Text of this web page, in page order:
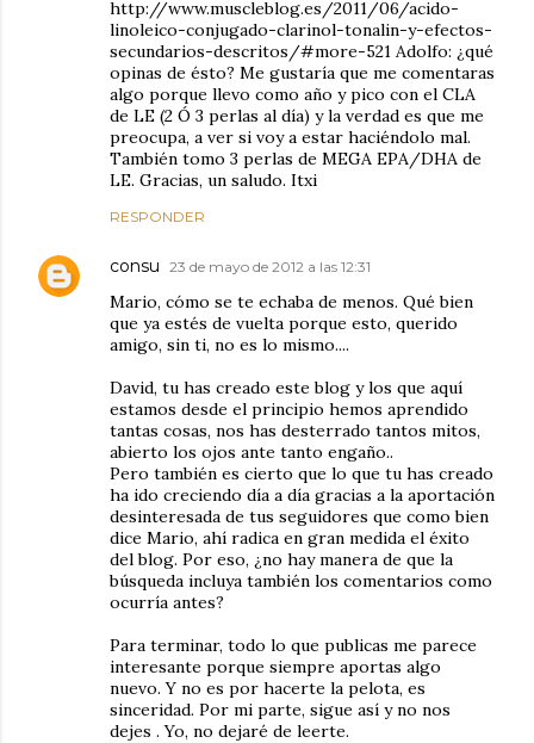
http://www.muscleblog.es/2011/06/acido-
linoleico-conjugado-clarinol-tonalin-y-efectos-
secundarios-descritos/#more-521 Adolfo: ¿qué
opinas de ésto? Me gustaría que me comentaras
algo porque llevo como año y pico con el CLA
de LE (2 Ó 3 perlas al día) y la verdad es que me
preocupa, a ver si voy a estar haciéndolo mal.
También tomo 3 perlas de MEGA EPA/DHA de
LE. Gracias, un saludo. Itxi
RESPONDER
consu 23 de mayo de 2012 a las 12:31
Mario, cómo se te echaba de menos. Qué bien
que ya estés de vuelta porque esto, querido
amigo, sin ti, no es lo mismo....
David, tu has creado este blog y los que aquí
estamos desde el principio hemos aprendido
tantas cosas, nos has desterrado tantos mitos,
abierto los ojos ante tanto engaño..
Pero también es cierto que lo que tu has creado
ha ido creciendo día a día gracias a la aportación
desinteresada de tus seguidores que como bien
dice Mario, ahí radica en gran medida el éxito
del blog. Por eso, ¿no hay manera de que la
búsqueda incluya también los comentarios como
ocurría antes?
Para terminar, todo lo que publicas me parece
interesante porque siempre aportas algo
nuevo. Y no es por hacerte la pelota, es
sinceridad. Por mi parte, sigue así y no nos
dejes . Yo, no dejaré de leerte.